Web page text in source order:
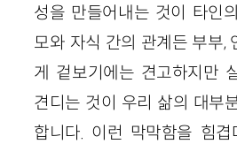
성을 만들어내는 것이 타인
모와 자식 간의 관계든 부부,
게 겉보기에는 견고하지만
견디는 것이 우리 삶의 대부
합니다. 이런 막막함을 힘겹